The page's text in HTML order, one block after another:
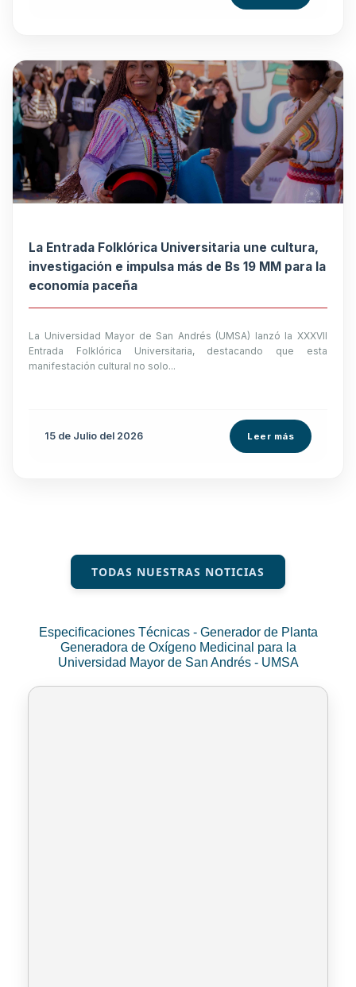
La Entrada Folklórica Universitaria une cultura,
investigación e impulsa más de Bs 19 MM para la
economía paceña
La Universidad Mayor de San Andrés (UMSA) lanzó la XXXVII
Entrada Folklórica Universitaria, destacando que esta
manifestación cultural no solo...
15 de Julio del 2026 Leer más
TODAS NUESTRAS NOTICIAS
Especificaciones Técnicas - Generador de Planta
Generadora de Oxígeno Medicinal para la
Universidad Mayor de San Andrés - UMSA